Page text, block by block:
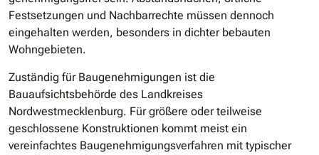
Festsetzungen und Nachbarrechte müssen dennoch
eingehalten werden, besonders in dichter bebauten
Wohngebieten.
Zuständig für Baugenehmigungen ist die
Bauaufsichtsbehörde des Landkreises
Nordwestmecklenburg. Für größere oder teilweise
geschlossene Konstruktionen kommt meist ein
vereinfachtes Baugenehmigungsverfahren mit typischer